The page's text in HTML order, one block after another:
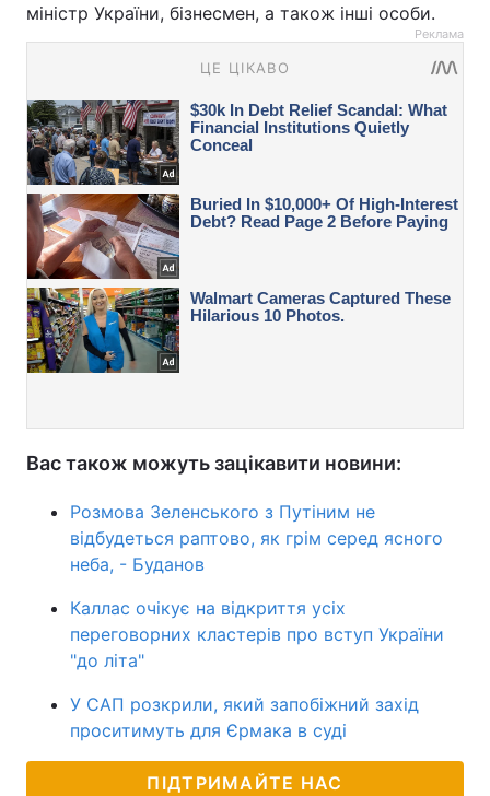
міністр України, бізнесмен, а також інші особи.
Реклама
Вас також можуть зацікавити новини:
Розмова Зеленського з Путіним не
відбудеться раптово, як грім серед ясного
неба, - Буданов
Каллас очікує на відкриття усіх
переговорних кластерів про вступ України
"до літа"
У САП розкрили, який запобіжний захід
проситимуть для Єрмака в суді
ПІДТРИМАЙТЕ НАС